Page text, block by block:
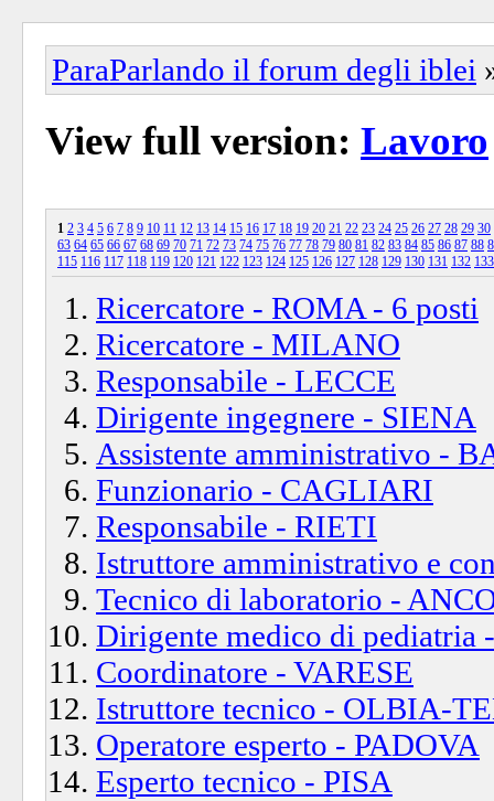
ParaParlando il forum degli iblei
View full version: Lavoro
1 2 3 4 5 6 7 8 9 10 11 12 13 14 15 16 17 18 19 20 21 22 23 24 25 26 27 28 29 30
63 64 65 66 67 68 69 70 71 72 73 74 75 76 77 78 79 80 81 82 83 84 85 86 87 88
115 116 117 118 119 120 121 122 123 124 125 126 127 128 129 130 131 132 133
Ricercatore - ROMA - 6 posti
Ricercatore - MILANO
Responsabile - LECCE
Dirigente ingegnere - SIENA
Assistente amministrativo -
Funzionario - CAGLIARI
Responsabile - RIETI
Istruttore amministrativo e
Tecnico di laboratorio -
Dirigente medico di pediatria
Coordinatore - VARESE
Istruttore tecnico - OLBIA-
Operatore esperto - PADOVA
Esperto tecnico - PISA